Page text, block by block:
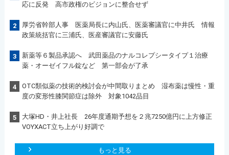
応に反発 高市政権のビジョンに整合せず
2
厚労省幹部人事 医薬局長に内山氏、医薬審議官に中井氏 情報
政策統括官に三浦氏、医産審議官に安藤氏
3
新薬等６製品承認へ 武田薬品のナルコレプシータイプ１治療
薬・オーゼイフル錠など 第一部会が了承
4
OTC類似薬の技術的検討会が中間取りまとめ 湿布薬は慢性・重
度の変形性膝関節症は除外 対象1042品目
5
大塚HD・井上社長 26年度通期予想を２兆7250億円に上方修正
VOYXACT立ち上がり好調で
もっと見る